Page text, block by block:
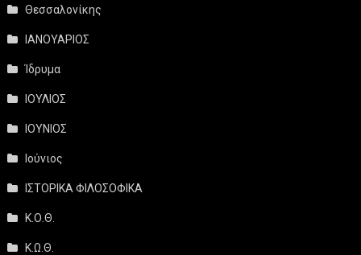
Θεσσαλονίκης
ΙΑΝΟΥΑΡΙΟΣ
Ίδρυμα
ΙΟΥΛΙΟΣ
ΙΟΥΝΙΟΣ
Ιούνιος
ΙΣΤΟΡΙΚΑ ΦΙΛΟΣΟΦΙΚΑ
Κ.Ο.Θ.
Κ.Ω.Θ.